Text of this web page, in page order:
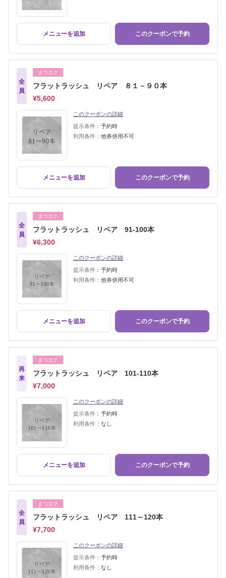
メニューを追加 このクーポンで予約
全
員
まつエク
フラットラッシュ リペア ８１－９０本
¥5,600
このクーポンの詳細
提示条件： 予約時
利用条件： 他券併用不可
メニューを追加 このクーポンで予約
全
員
まつエク
フラットラッシュ リペア 91-100本
¥6,300
このクーポンの詳細
提示条件： 予約時
利用条件： 他券併用不可
メニューを追加 このクーポンで予約
再
来
まつエク
フラットラッシュ リペア 101-110本
¥7,000
このクーポンの詳細
提示条件： 予約時
利用条件： なし
メニューを追加 このクーポンで予約
全
員
まつエク
フラットラッシュ リペア 111～120本
¥7,700
このクーポンの詳細
提示条件： 予約時
利用条件： なし